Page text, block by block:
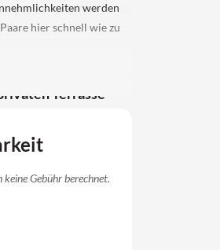
werden
hier schnell wie zu
Terrasse
auf dem Grundstück
ehemaligen
Landhauses und
authentischen
zwei Stockwerken im
keine Gebühr berechnet.